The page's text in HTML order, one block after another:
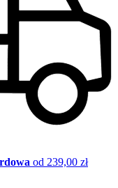
od 239,00 zł